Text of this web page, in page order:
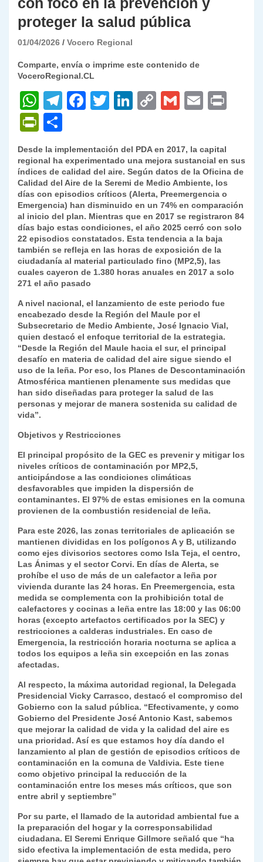
proteger la salud pública
01/04/2026 Vocero Regional
Comparte, envía o imprime este contenido de
VoceroRegional.CL
W
h
at
s
A
p
p
T
gr
a
m
F
e
b
o
o
k
T
er
Li
e
dI
n
C
y
Li
n
k
G
l
E
l
P
ri
nt
Fr
ie
n
dl
y
o
m
p
ar
tir
Desde la implementación del PDA en 2017, la capital
regional ha experimentado una mejora sustancial en sus
índices de calidad del aire. Según datos de la Oficina de
Calidad del Aire de la Seremi de Medio Ambiente, los
días con episodios críticos (Alerta, Preemergencia o
Emergencia) han disminuido en un 74% en comparación
al inicio del plan. Mientras que en 2017 se registraron 84
días bajo estas condiciones, el año 2025 cerró con solo
22 episodios constatados. Esta tendencia a la baja
también se refleja en las horas de exposición de la
ciudadanía al material particulado fino (MP2,5), las
cuales cayeron de 1.380 horas anuales en 2017 a solo
271 el año pasado
A nivel nacional, el lanzamiento de este periodo fue
encabezado desde la Región del Maule por el
Subsecretario de Medio Ambiente, José Ignacio Vial,
quien destacó el enfoque territorial de la estrategia.
“Desde la Región del Maule hacia el sur, el principal
desafío en materia de calidad del aire sigue siendo el
uso de la leña. Por eso, los Planes de Descontaminación
Atmosférica mantienen plenamente sus medidas que
han sido diseñadas para proteger la salud de las
personas y mejorar de manera sostenida su calidad de
vida”.
Objetivos y Restricciones
El principal propósito de la GEC es prevenir y mitigar los
niveles críticos de contaminación por MP2,5,
anticipándose a las condiciones climáticas
desfavorables que impiden la dispersión de
contaminantes. El 97% de estas emisiones en la comuna
provienen de la combustión residencial de leña.
Para este 2026, las zonas territoriales de aplicación se
mantienen divididas en los polígonos A y B, utilizando
como ejes divisorios sectores como Isla Teja, el centro,
Las Ánimas y el sector Corvi. En días de Alerta, se
prohíbe el uso de más de un calefactor a leña por
vivienda durante las 24 horas. En Preemergencia, esta
medida se complementa con la prohibición total de
calefactores y cocinas a leña entre las 18:00 y las 06:00
horas (excepto artefactos certificados por la SEC) y
restricciones a calderas industriales. En caso de
Emergencia, la restricción horaria nocturna se aplica a
todos los equipos a leña sin excepción en las zonas
afectadas.
Al respecto, la máxima autoridad regional, la Delegada
Presidencial Vicky Carrasco, destacó el compromiso del
Gobierno con la salud pública. “Efectivamente, y como
Gobierno del Presidente José Antonio Kast, sabemos
que mejorar la calidad de vida y la calidad del aire es
una prioridad. Así es que estamos hoy día dando el
lanzamiento al plan de gestión de episodios críticos de
contaminación en la comuna de Valdivia. Este tiene
como objetivo principal la reducción de la
contaminación entre los meses más críticos, que son
entre abril y septiembre”
Por su parte, el llamado de la autoridad ambiental fue a
la preparación del hogar y la corresponsabilidad
ciudadana. El Seremi Enrique Gillmore señaló que “ha
sido efectiva la implementación de esta medida, pero